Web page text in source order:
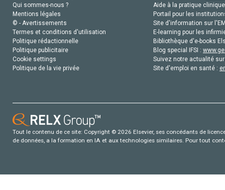
Qui sommes-nous ?
Mentions légales
© - Avertissements
Termes et conditions d'utilisation
Politique rédactionnelle
Politique publicitaire
Cookie settings
Politique de la vie privée
Aide à la pratique
Portail pour les
Site d'information sur
E-learning pour les
Bibliothèque d'e-books
Blog special IFSI :
Suivez notre actualité
Site d'emploi en santé :
Tout le contenu de ce site: Copyright © 2026 Elsevier, ses concédants de
de données, a la formation en IA et aux technologies similaires. Pour tout